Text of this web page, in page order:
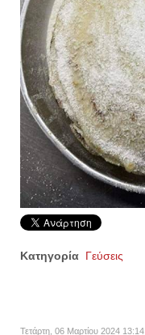
Κατηγορία Γεύσεις
Τετάρτη, 06 Μαρτίου 2024 13:14